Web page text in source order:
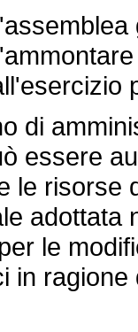
di
essere
le risorse
adottata
le
in